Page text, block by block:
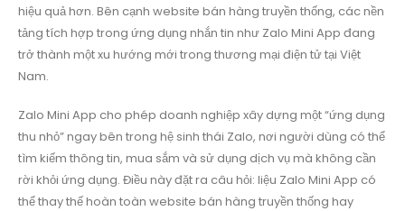
hiệu quả hơn. Bên cạnh website bán hàng truyền thống, các nền
tảng tích hợp trong ứng dụng nhắn tin như Zalo Mini App đang
trở thành một xu hướng mới trong thương mại điện tử tại Việt
Nam.
Zalo Mini App cho phép doanh nghiệp xây dựng một “ứng dụng
thu nhỏ” ngay bên trong hệ sinh thái Zalo, nơi người dùng có thể
tìm kiếm thông tin, mua sắm và sử dụng dịch vụ mà không cần
rời khỏi ứng dụng. Điều này đặt ra câu hỏi: liệu Zalo Mini App có
thể thay thế hoàn toàn website bán hàng truyền thống hay